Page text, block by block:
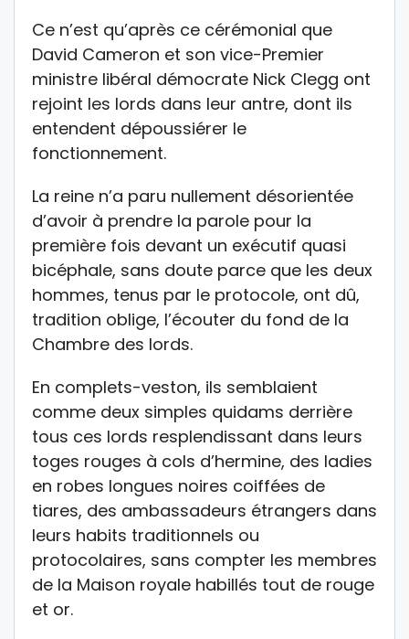
Ce n’est qu’après ce cérémonial que
David Cameron et son vice-Premier
ministre libéral démocrate Nick Clegg ont
rejoint les lords dans leur antre, dont ils
entendent dépoussiérer le
fonctionnement.
La reine n’a paru nullement désorientée
d’avoir à prendre la parole pour la
première fois devant un exécutif quasi
bicéphale, sans doute parce que les deux
hommes, tenus par le protocole, ont dû,
tradition oblige, l’écouter du fond de la
Chambre des lords.
En complets-veston, ils semblaient
comme deux simples quidams derrière
tous ces lords resplendissant dans leurs
toges rouges à cols d’hermine, des ladies
en robes longues noires coiffées de
tiares, des ambassadeurs étrangers dans
leurs habits traditionnels ou
protocolaires, sans compter les membres
de la Maison royale habillés tout de rouge
et or.